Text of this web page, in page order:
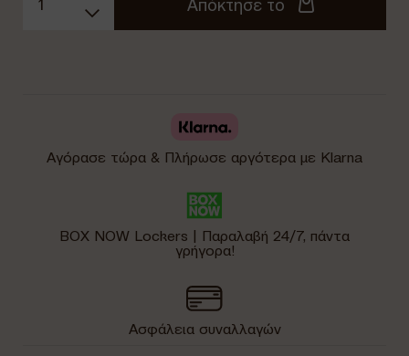
Απόκτησε το
Αγόρασε τώρα & Πλήρωσε αργότερα με Klarna
BOX NOW Lockers | Παραλαβή 24/7, πάντα
γρήγορα!
Ασφάλεια συναλλαγών